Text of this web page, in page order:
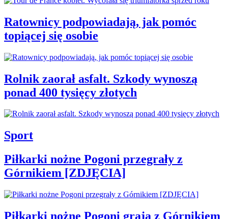
Ratownicy podpowiadają, jak pomóc
topiącej się osobie
Rolnik zaorał asfalt. Szkody wynoszą
ponad 400 tysięcy złotych
Sport
Piłkarki nożne Pogoni przegrały z
Górnikiem [ZDJĘCIA]
Piłkarki nożne Pogoni grają z Górnikiem